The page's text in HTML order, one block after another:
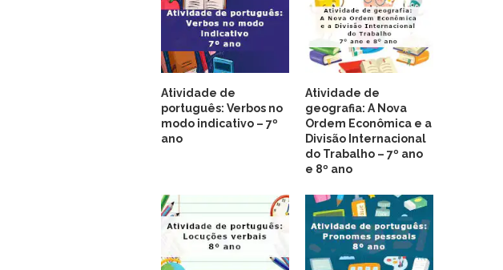
Atividade de
português: Verbos no
modo indicativo – 7º
ano
Atividade de
geografia: A Nova
Ordem Econômica e a
Divisão Internacional
do Trabalho – 7º ano
e 8º ano